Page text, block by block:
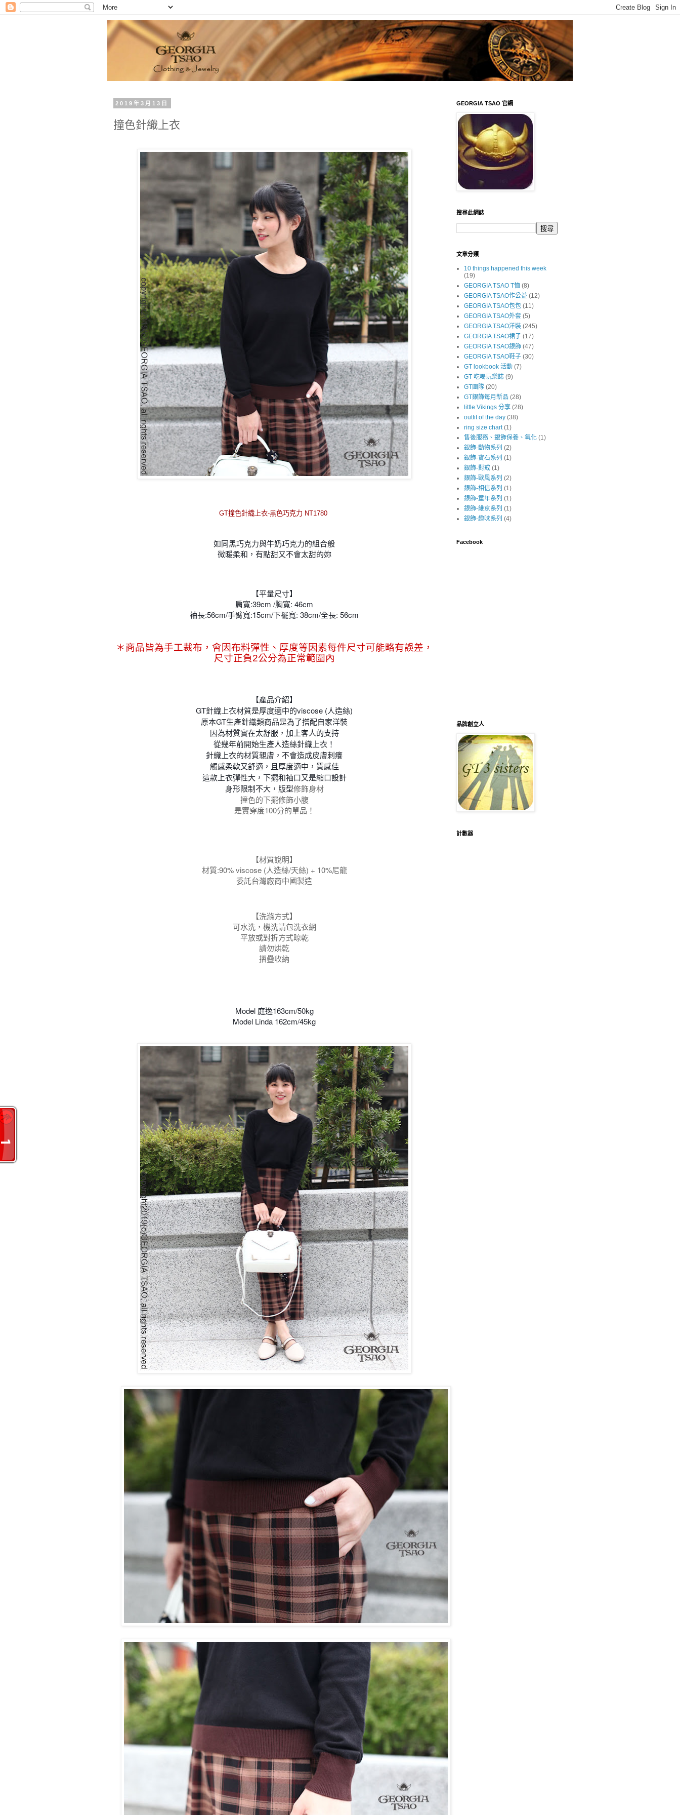
2019年3月13日
撞色針織上衣
GT撞色針織上衣-黑色巧克力 NT1780
如同黑巧克力與牛奶巧克力的組合般
微暖柔和，有點甜又不會太甜的妳
【平量尺寸】
肩寬:39cm /胸寬: 46cm
袖長:56cm/手臂寬:15cm/下襬寬: 38cm/全長: 56cm
＊商品皆為手工裁布，會因布料彈性、厚度等因素每件尺寸可能略有誤差，
尺寸正負2公分為正常範圍內
【產品介紹】
GT針織上衣材質是厚度適中的viscose (人造絲)
原本GT生產針織類商品是為了搭配自家洋裝
因為材質實在太舒服，加上客人的支持
從幾年前開始生產人造絲針織上衣！
針織上衣的材質親膚，不會造成皮膚刺癢
觸感柔軟又舒適，且厚度適中，質感佳
這款上衣彈性大，下擺和袖口又是縮口設計
身形限制不大，版型修飾身材
撞色的下擺修飾小腹
是實穿度100分的單品！
【材質說明】
材質:90% viscose (人造絲/天絲) + 10%尼龍
委託台灣廠商中國製造
【洗滌方式】
可水洗，機洗請包洗衣網
平放或對折方式晾乾
請勿烘乾
摺疊收納
Model 庭逸163cm/50kg
Model Linda 162cm/45kg
GEORGIA TSAO 官網
搜尋此網誌
文章分類
10 things happened this week
(19)
GEORGIA TSAO T恤 (8)
GEORGIA TSAO作公益 (12)
GEORGIA TSAO包包 (11)
GEORGIA TSAO外套 (5)
GEORGIA TSAO洋裝 (245)
GEORGIA TSAO裙子 (17)
GEORGIA TSAO銀飾 (47)
GEORGIA TSAO鞋子 (30)
GT lookbook 活動 (7)
GT 吃喝玩樂誌 (9)
GT團隊 (20)
GT銀飾每月新品 (28)
little Vikings 分享 (28)
outfit of the day (38)
ring size chart (1)
售後服務、銀飾保養、氧化 (1)
銀飾-動物系列 (2)
銀飾-寶石系列 (1)
銀飾-對戒 (1)
銀飾-歐風系列 (2)
銀飾-相信系列 (1)
銀飾-童年系列 (1)
銀飾-維京系列 (1)
銀飾-趣味系列 (4)
Facebook
品牌創立人
計數器